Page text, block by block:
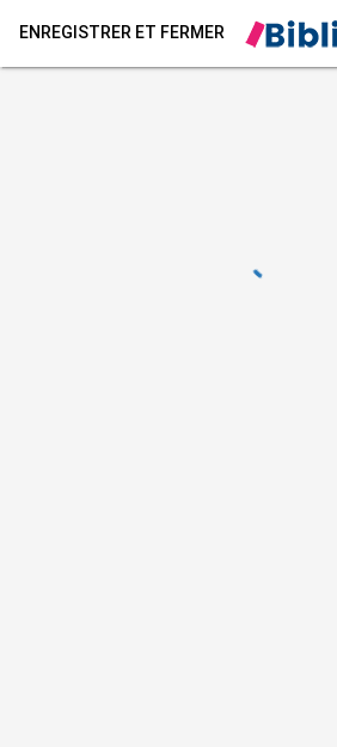
ENREGISTRER ET FERMER